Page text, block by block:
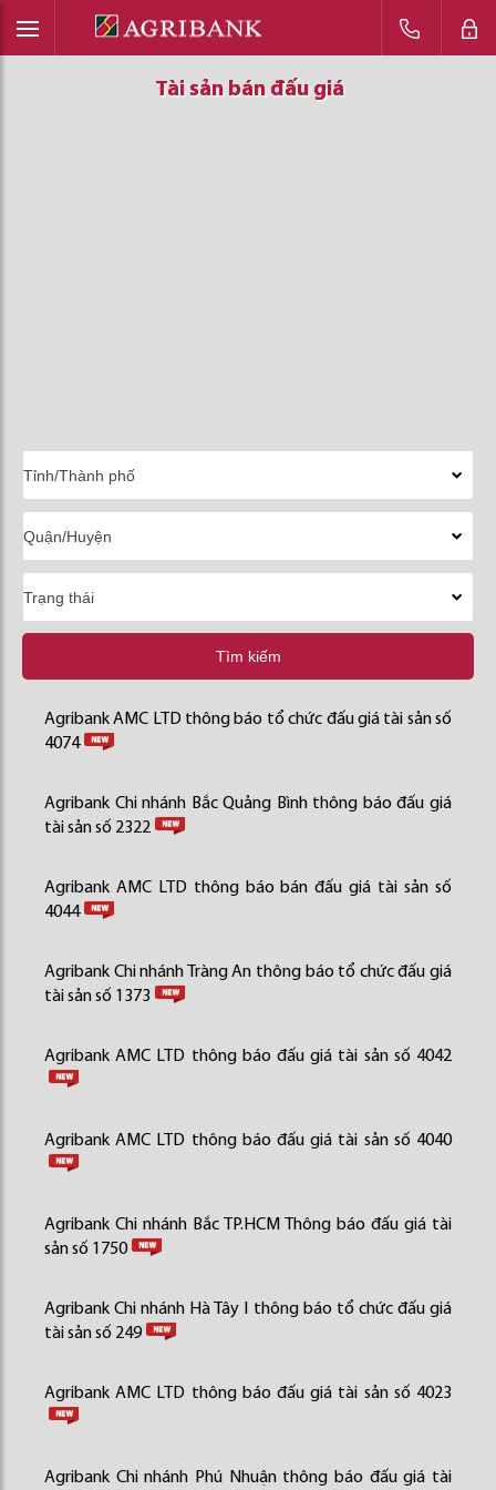
Tài sản bán đấu giá
Tài sản bán đấu giá
Tài sản bán đấu giá
Tìm kiếm
Agribank AMC LTD thông báo tổ chức đấu giá tài sản số
4074
Agribank Chi nhánh Bắc Quảng Bình thông báo đấu giá
tài sản số 2322
Agribank AMC LTD thông báo bán đấu giá tài sản số
4044
Agribank Chi nhánh Tràng An thông báo tổ chức đấu giá
tài sản số 1373
Agribank AMC LTD thông báo đấu giá tài sản số 4042
Agribank AMC LTD thông báo đấu giá tài sản số 4040
Agribank Chi nhánh Bắc TP.HCM Thông báo đấu giá tài
sản số 1750
Agribank Chi nhánh Hà Tây I thông báo tổ chức đấu giá
tài sản số 249
Agribank AMC LTD thông báo đấu giá tài sản số 4023
Agribank Chi nhánh Phú Nhuận thông báo đấu giá tài